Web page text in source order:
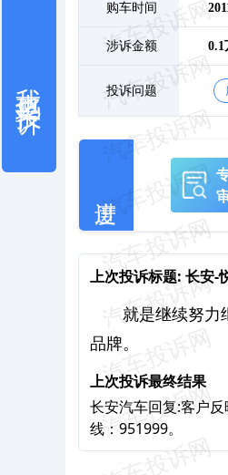
购车时间
涉诉金额 0.1
投诉问题
上次投诉标题: 长安-
就是继续努力
品牌。
上次投诉最终结果
长安汽车回复:客户
线：951999。